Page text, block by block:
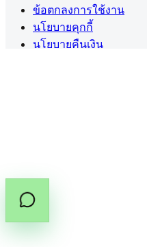
ข้อตกลงการใช้งาน
นโยบายคุกกี้
นโยบายคืนเงิน